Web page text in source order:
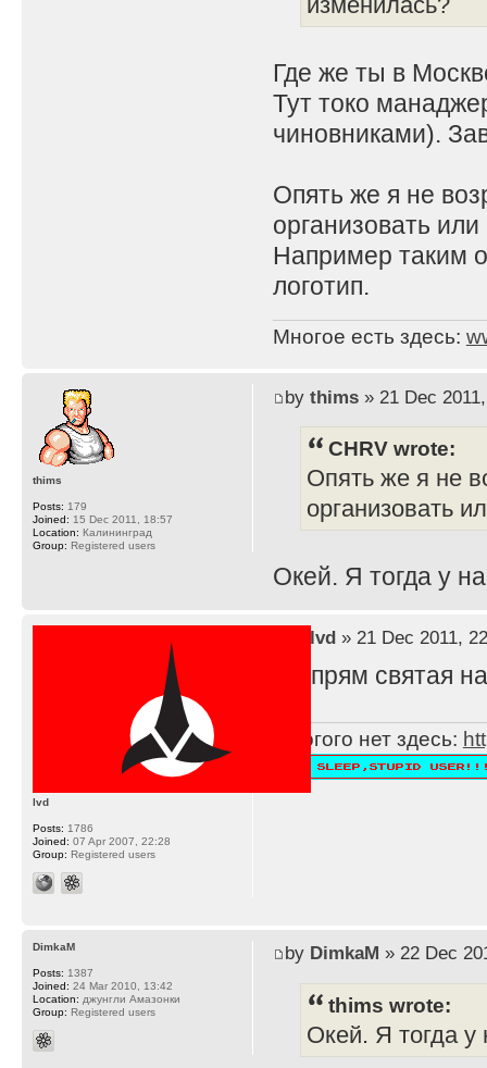
Где же ты в
Тут токо
чиновниками).
Опять же я не
организовать
Например таким
логотип.
Многое есть здесь:
by thims» 21 Dec
CHRV wrote:
Опять же я не
организовать
Окей. Я тогда у
thims
Posts: 179
Joined: 15 Dec 2011, 18:57
Location: Калининград
Group: Registered users
lvd» 21 Dec 2011,
Ну прям святая
Многого нет здесь:
lvd
Posts: 1786
Joined: 07 Apr 2007, 22:28
Group: Registered users
by DimkaM » 22 Dec
thims wrote:
Окей. Я тогда у
DimkaM
Posts: 1387
Joined: 24 Mar 2010, 13:42
Location: джунгли Амазонки
Group: Registered users